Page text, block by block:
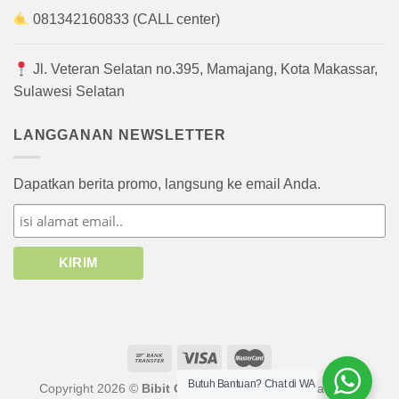
081342160833 (CALL center)
Jl. Veteran Selatan no.395, Mamajang, Kota Makassar,
Sulawesi Selatan
LANGGANAN NEWSLETTER
Dapatkan berita promo, langsung ke email Anda.
Copyright 2026 © Bibit Onlineatau afiliasinya. Hak cipta
Butuh Bantuan? Chat di WA